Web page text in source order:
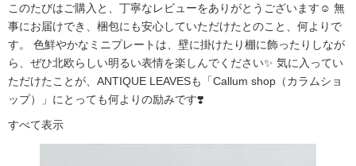
このたびはご購入と、丁寧なレビューをありがとうございます☺️ 無
事にお届けでき、梱包にも安心していただけたとのこと、何よりで
す。 色鮮やかなミニプレートは、壁に掛けたり棚に飾ったりしなが
ら、ぜひ北欧らしい明るい表情を楽しんでください✨ 気に入ってい
ただけたことが、ANTIQUE LEAVESも「Callum shop（カラムショ
ップ）」にとっても何よりの励みです❣️
すべて表示